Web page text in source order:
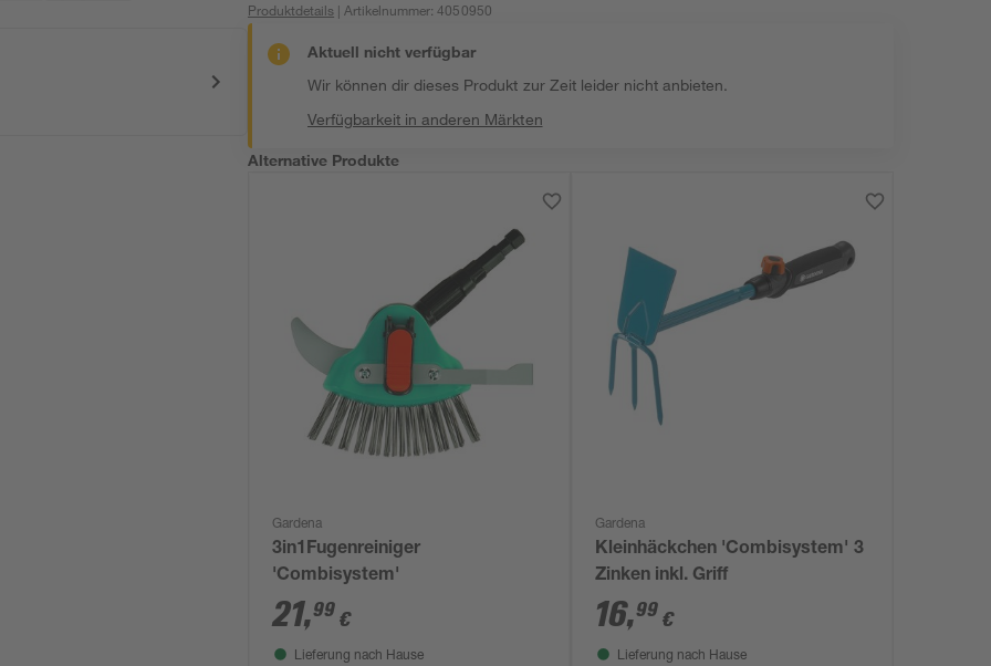
Produktdetails | Artikelnummer:4050950
Aktuell nicht verfügbar
Wir können dir dieses Produkt zur Zeit leider nicht anbieten.
Verfügbarkeit in anderen Märkten
Alternative Produkte
Gardena
3in1Fugenreiniger
'Combisystem'
21,99 €
Lieferung nach Hause
Gardena
Kleinhäckchen 'Combisystem' 3
Zinken inkl. Griff
16,99 €
Lieferung nach Hause